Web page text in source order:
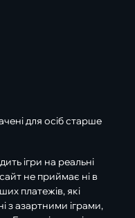
для осіб старше
ігри на реальні
не приймає ні в
платежів, які
з азартними іграми,